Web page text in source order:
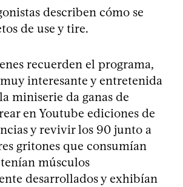
describen cómo se
de use y tire.
recuerden el programa,
interesante y entretenida
miniserie da ganas de
en Youtube ediciones de
y revivir los 90 junto a
gritones que consumían
músculos
desarrollados y exhibían